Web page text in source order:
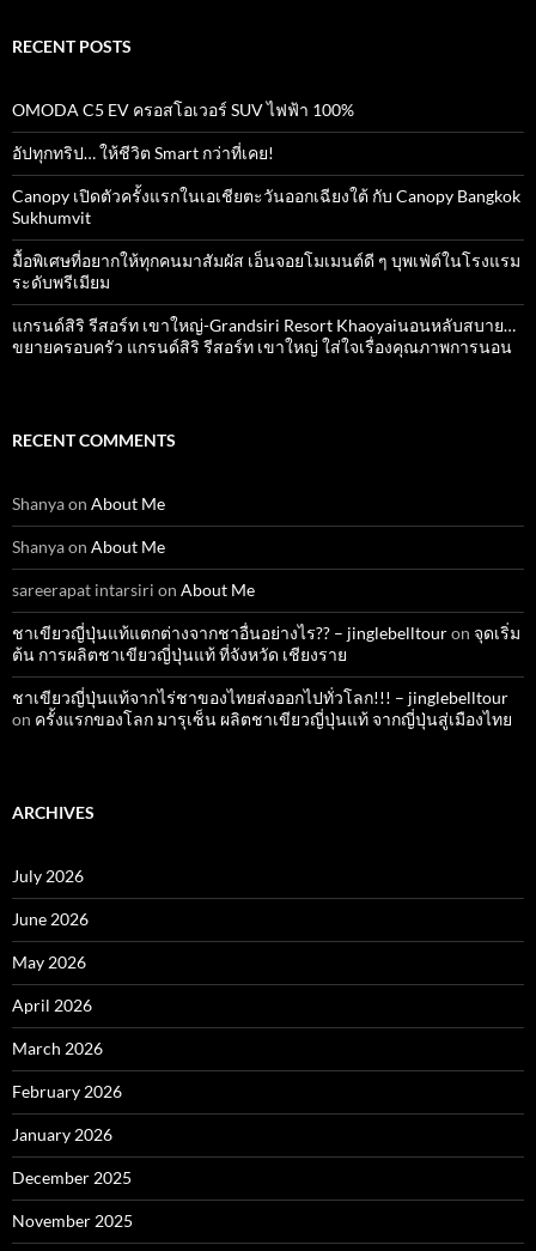
RECENT POSTS
OMODA C5 EV ครอสโอเวอร์ SUV ไฟฟ้า 100%
อัปทุกทริป… ให้ชีวิต Smart กว่าที่เคย!
Canopy เปิดตัวครั้งแรกในเอเชียตะวันออกเฉียงใต้ กับ Canopy Bangkok
Sukhumvit
มื้อพิเศษที่อยากให้ทุกคนมาสัมผัส เอ็นจอยโมเมนต์ดี ๆ บุพเฟ่ต์ในโรงแรม
ระดับพรีเมียม
แกรนด์สิริ​ รีสอร์ท​ เขาใหญ่​-Grandsiri​ Resort​ Khaoyaiนอนหลับสบาย…
ขยายครอบครัว แกรนด์สิริ รีสอร์ท เขาใหญ่ ใส่ใจเรื่องคุณภาพการนอน
RECENT COMMENTS
Shanyaon About Me
Shanyaon About Me
sareerapat intarsiri on About Me
ชาเขียวญี่ปุ่นแท้แตกต่างจากชาอื่นอย่างไร?? – jinglebelltouron จุดเริ่ม
ต้น การผลิตชาเขียวญี่ปุ่นแท้ ที่จังหวัด เชียงราย
ชาเขียวญี่ปุ่นแท้จากไร่ชาของไทยส่งออกไปทั่วโลก!!! – jinglebelltour
on ครั้งแรกของโลก มารุเซ็น ผลิตชาเขียวญี่ปุ่นแท้ จากญี่ปุ่นสู่เมืองไทย
ARCHIVES
July 2026
June 2026
May 2026
April 2026
March 2026
February 2026
January 2026
December 2025
November 2025